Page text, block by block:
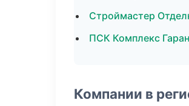
Строймастер
ПСК Комплекс
Компании в